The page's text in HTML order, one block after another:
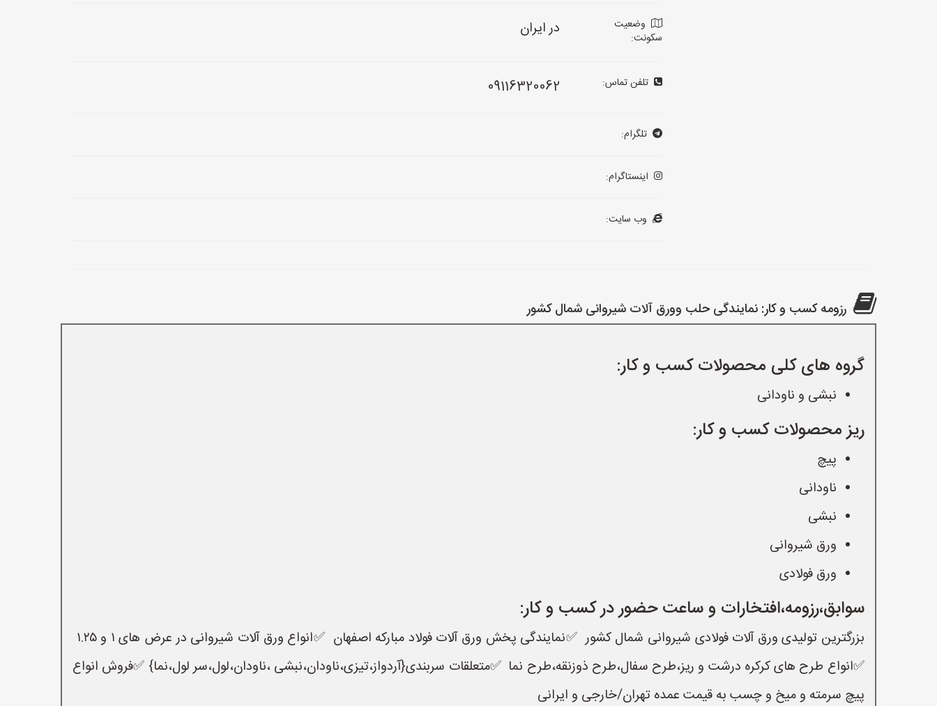
وضعیت
سکونت:
در ایران
تلفن تماس: 09116320062
تلگرام:
اینستاگرام:
وب سایت:
رزومه کسب و کار: نمایندگی حلب وورق آلات شیروانی شمال کشور
گروه های کلی محصولات کسب و کار:
نبشی و ناودانی
ریز محصولات کسب و کار:
پیچ
ناودانی
نبشی
ورق شیروانی
ورق فولادی
سوابق،رزومه،افتخارات و ساعت حضور در کسب و کار:
✅️انواع طرح های کرکره درشت و ریز،طرح سفال،طرح ذوزنقه،طرح نما ‏‎ ✅️متعلقات سربندی{آردواز،تیزی،ناودان،نبشی ،ناودان،لول،سر لول،نما} ✅فروش انواع
پیچ سرمته و میخ و چسب به قیمت عمده تهران/خارجی و ایرانی